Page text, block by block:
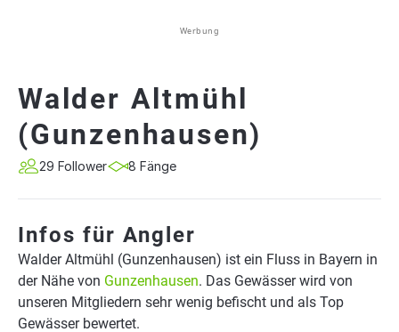
Werbung
Walder Altmühl
(Gunzenhausen)
29 Follower 8 Fänge
Infos für Angler
Walder Altmühl (Gunzenhausen) ist ein Fluss in Bayern in
der Nähe von Gunzenhausen. Das Gewässer wird von
unseren Mitgliedern sehr wenig befischt und als Top
Gewässer bewertet.